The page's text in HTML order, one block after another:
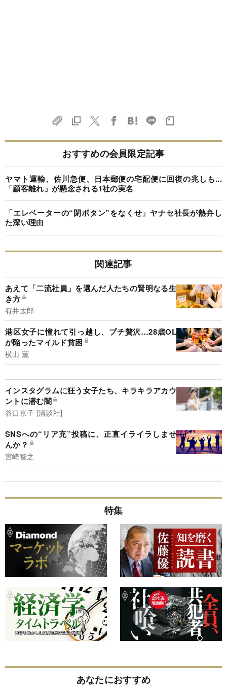
おすすめの会員限定記事
ヤマト運輸、佐川急便、日本郵便の宅配便に回復の兆しも...
「顧客離れ」が懸念される1社の実名
「エレベーターの“閉ボタン”をなくせ」ヤナセ社長が熱弁し
た深い理由
関連記事
あえて「二流社員」を選んだ人たちの賢明なる生
き方
有井太郎
港区女子に憧れて引っ越し、プチ贅沢…28歳OL
が陥ったマイルド貧困
横山 薫
インスタグラムに狂う女子たち、キラキラアカウ
ントに潜む闇
谷口京子 [清談社]
SNSへの“リア充”投稿に、正直イライラしませ
んか？
宮崎智之
特集
あなたにおすすめ